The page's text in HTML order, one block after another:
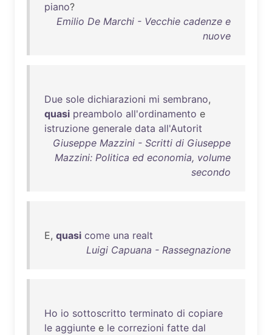
piano?
Emilio De Marchi - Vecchie cadenze e
nuove
Due sole dichiarazioni mi sembrano,
quasi preambolo all'ordinamento e
istruzione generale data all'Autorit
Giuseppe Mazzini - Scritti di Giuseppe
Mazzini: Politica ed economia, volume
secondo
E, quasi come una realt
Luigi Capuana - Rassegnazione
Ho io sottoscritto terminato di copiare
le aggiunte e le correzioni fatte dal